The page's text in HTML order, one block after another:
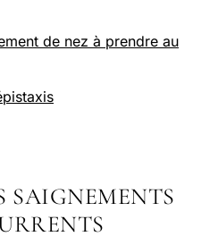
de nez à prendre au
SAIGNEMENTS